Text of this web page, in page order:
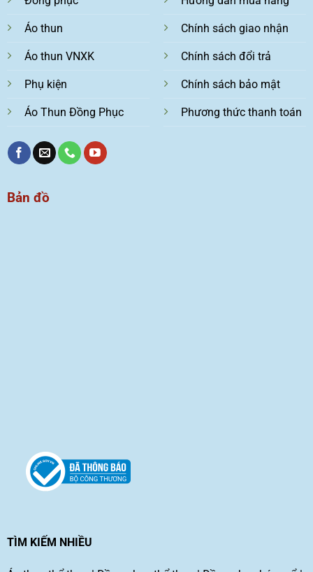
Áo thun
Áo thun VNXK
Phụ kiện
Áo Thun Đồng Phục
Chính sách giao nhận
Chính sách đổi trả
Chính sách bảo mật
Phương thức thanh toán
Bản đồ
TÌM KIẾM NHIỀU